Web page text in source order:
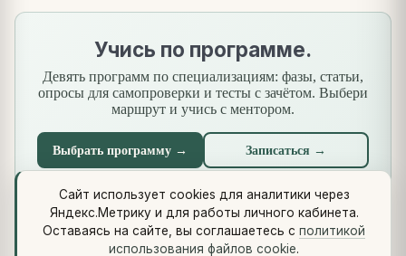
Учись по программе.
Девять программ по специализациям: фазы, статьи,
опросы для самопроверки и тесты с зачётом. Выбери
маршрут и учись с ментором.
Выбрать программу → Записаться →
Что нового Стандарты Сквозной кейс
Методология (Use Case Pattern)
Сайт использует cookies для аналитики через
Яндекс.Метрику и для работы личного кабинета.
Оставаясь на сайте, вы соглашаетесь с политикой
использования файлов cookie.